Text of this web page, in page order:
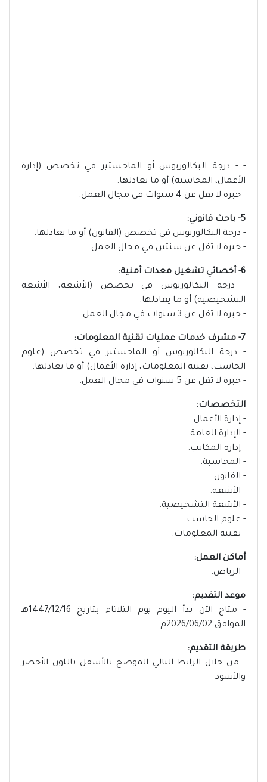
- - درجة البكالوريوس أو الماجستير في تخصص (إدارة
الأعمال، المحاسبة) أو ما يعادلها.
- خبرة لا تقل عن 4 سنوات في مجال العمل.
5- باحث قانوني:
- درجة البكالوريوس في تخصص (القانون) أو ما يعادلها.
- خبرة لا تقل عن سنتين في مجال العمل.
6- أخصائي تشغيل معدات أمنية:
- درجة البكالوريوس في تخصص (الأشعة، الأشعة
التشخيصية) أو ما يعادلها.
- خبرة لا تقل عن 3 سنوات في مجال العمل.
7- مشرف خدمات عمليات تقنية المعلومات:
- درجة البكالوريوس أو الماجستير في تخصص (علوم
الحاسب، تقنية المعلومات، إدارة الأعمال) أو ما يعادلها.
- خبرة لا تقل عن 5 سنوات في مجال العمل.
التخصصات:
- إدارة الأعمال.
- الإدارة العامة.
- إدارة المكاتب.
- المحاسبة.
- القانون.
- الأشعة.
- الأشعة التشخيصية.
- علوم الحاسب.
- تقنية المعلومات.
أماكن العمل:
- الرياض.
موعد التقديم:
- متاح الآن بدأ اليوم يوم الثلاثاء بتاريخ 1447/12/16هـ
الموافق 2026/06/02م.
طريقة التقديم:
- من خلال الرابط التالي الموضح بالأسفل باللون الأخضر
والأسود